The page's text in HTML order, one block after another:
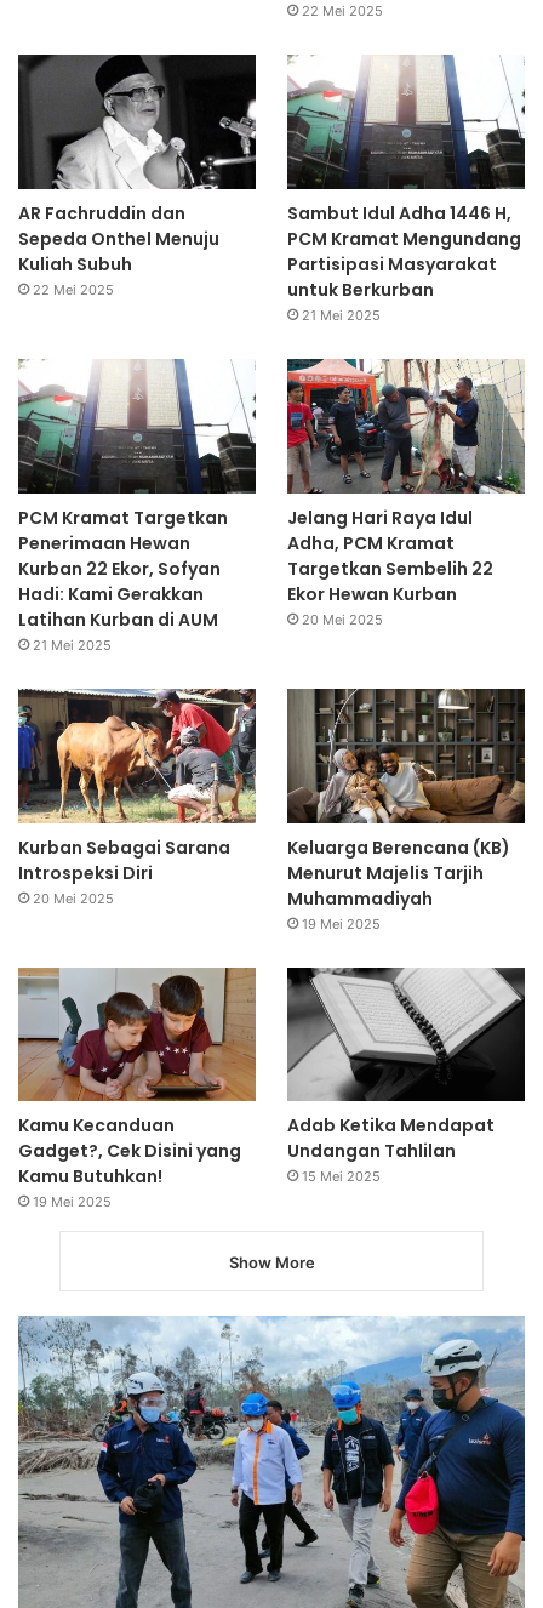
22 Mei 2025
AR Fachruddin dan
Sepeda Onthel Menuju
Kuliah Subuh
22 Mei 2025
Sambut Idul Adha 1446 H,
PCM Kramat Mengundang
Partisipasi Masyarakat
untuk Berkurban
21 Mei 2025
PCM Kramat Targetkan
Penerimaan Hewan
Kurban 22 Ekor, Sofyan
Hadi: Kami Gerakkan
Latihan Kurban di AUM
21 Mei 2025
Jelang Hari Raya Idul
Adha, PCM Kramat
Targetkan Sembelih 22
Ekor Hewan Kurban
20 Mei 2025
Kurban Sebagai Sarana
Introspeksi Diri
20 Mei 2025
Keluarga Berencana (KB)
Menurut Majelis Tarjih
Muhammadiyah
19 Mei 2025
Kamu Kecanduan
Gadget?, Cek Disini yang
Kamu Butuhkan!
19 Mei 2025
Adab Ketika Mendapat
Undangan Tahlilan
15 Mei 2025
Show More